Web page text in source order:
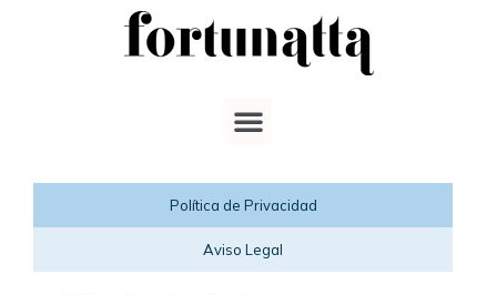
Política de Privacidad
Aviso Legal